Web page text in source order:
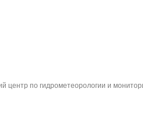
центр по гидрометеорологии и